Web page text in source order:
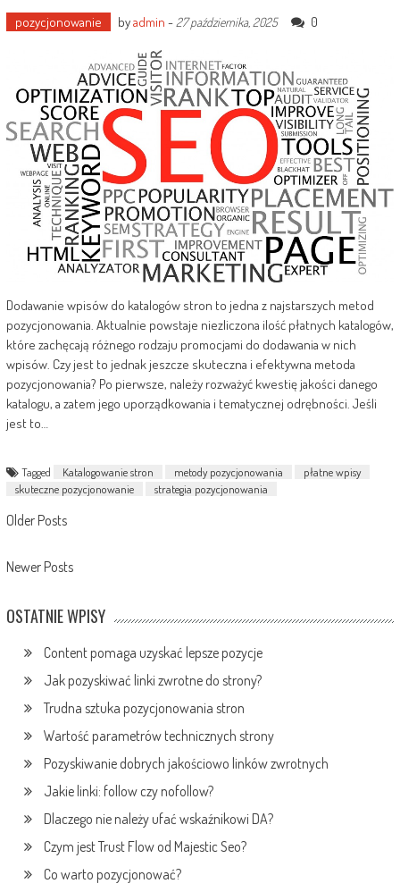
pozycjonowanie byadmin - 27 października, 2025 0
Dodawanie wpisów do katalogów stron to jedna z najstarszych metod
pozycjonowania. Aktualnie powstaje niezliczona ilość płatnych katalogów,
które zachęcają różnego rodzaju promocjami do dodawania w nich
wpisów. Czy jest to jednak jeszcze skuteczna i efektywna metoda
pozycjonowania? Po pierwsze, należy rozważyć kwestię jakości danego
katalogu, a zatem jego uporządkowania i tematycznej odrębności. Jeśli
jest to…
Tagged Katalogowanie stron metody pozycjonowania
płatne wpisy
skuteczne pozycjonowanie
strategia pozycjonowania
Posts
navigation
Older Posts
Newer Posts
OSTATNIE WPISY
Content pomaga uzyskać lepsze pozycje
Jak pozyskiwać linki zwrotne do strony?
Trudna sztuka pozycjonowania stron
Wartość parametrów technicznych strony
Pozyskiwanie dobrych jakościowo linków zwrotnych
Jakie linki: follow czy nofollow?
Dlaczego nie należy ufać wskaźnikowi DA?
Czym jest Trust Flow od Majestic Seo?
Co warto pozycjonować?